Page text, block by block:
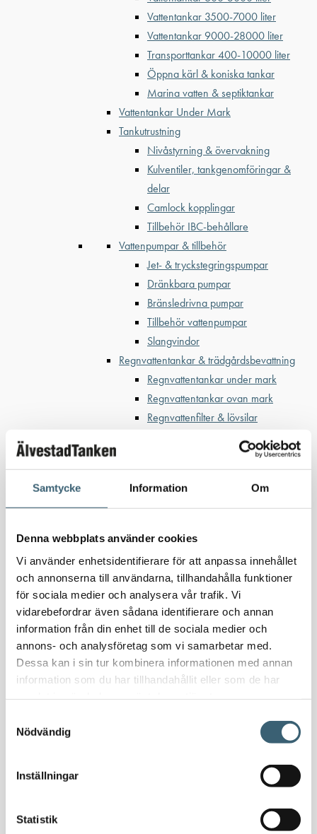
Samtycke Information Om
Denna webbplats använder cookies
Vi använder enhetsidentifierare för att anpassa innehållet
och annonserna till användarna, tillhandahålla funktioner
för sociala medier och analysera vår trafik. Vi
vidarebefordrar även sådana identifierare och annan
information från din enhet till de sociala medier och
annons- och analysföretag som vi samarbetar med.
Dessa kan i sin tur kombinera informationen med annan
information som du har tillhandahållit eller som de har
Nödvändig
Inställningar
Statistik
Vattentankar 3500-7000 liter
Vattentankar 9000-28000 liter
Transporttankar 400-10000 liter
Öppna kärl & koniska tankar
Marina vatten & septiktankar
Vattentankar Under Mark
Tankutrustning
Nivåstyrning & övervakning
Kulventiler, tankgenomföringar &
delar
Camlock kopplingar
Tillbehör IBC-behållare
Vattenpumpar & tillbehör
Jet- & tryckstegringspumpar
Dränkbara pumpar
Bränsledrivna pumpar
Tillbehör vattenpumpar
Slangvindor
Regnvattentankar & trädgårdsbevattning
Regnvattentankar under mark
Regnvattentankar ovan mark
Regnvattenfilter & lövsilar
Bufferttankar till växtskyddsspruta
Vattenplattformar
Vattenvagnar
Nödvattenutrustning
Specialsvetsade lagringstankar
Ståltankar för lagring, transport & process
AdBlue
AdBluetankar
AdBlue transporttankar
AdBluepumpar & tillbehör
Diesel
Dieseltank reservdelar & tillbehör